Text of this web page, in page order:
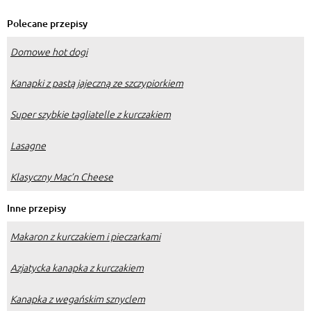
świerszcze.
Polecane przepisy
Domowe hot dogi
Kanapki z pastą jajeczną ze szczypiorkiem
Super szybkie tagliatelle z kurczakiem
Lasagne
Klasyczny Mac’n Cheese
Inne przepisy
Makaron z kurczakiem i pieczarkami
Azjatycka kanapka z kurczakiem
Kanapka z wegańskim sznyclem